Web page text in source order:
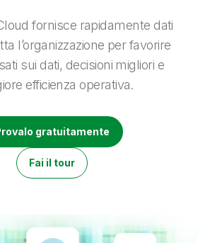
di prodotto
fornisce rapidamente dati
l’organizzazione per favorire
sui dati, decisioni migliori e
efficienza operativa.
gratuitamente
Fai il tour